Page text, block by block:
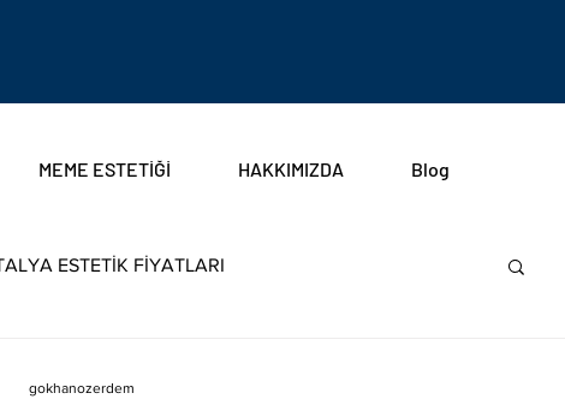
MEME ESTETİĞİ HAKKIMIZDA Blog
ESTETİK FİYATLARI
gokhanozerdem